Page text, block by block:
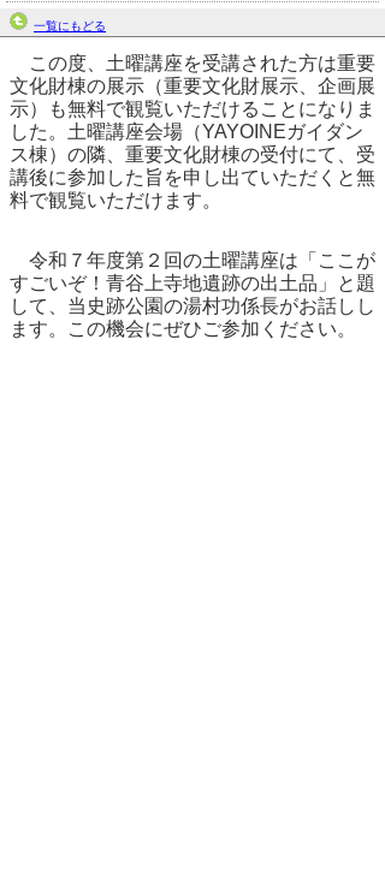
一覧にもどる
この度、土曜講座を受講された方は重要
文化財棟の展示（重要文化財展示、企画展
示）も無料で観覧いただけることになりま
した。土曜講座会場（YAYOINEガイダン
ス棟）の隣、重要文化財棟の受付にて、受
講後に参加した旨を申し出ていただくと無
料で観覧いただけます。
令和７年度第２回の土曜講座は「ここが
すごいぞ！青谷上寺地遺跡の出土品」と題
して、当史跡公園の湯村功係長がお話しし
ます。この機会にぜひご参加ください。